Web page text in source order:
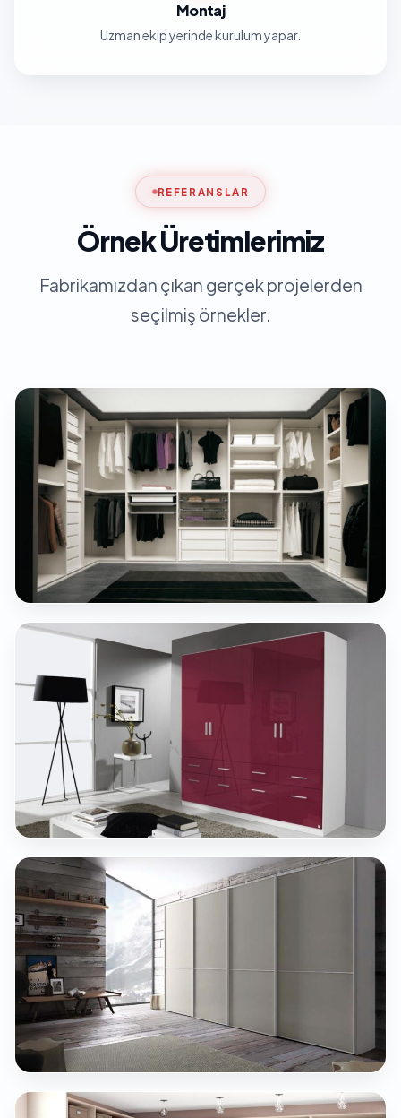
Montaj
Uzman ekip yerinde kurulum yapar.
REFERANSLAR
Örnek Üretimlerimiz
Fabrikamızdan çıkan gerçek projelerden
seçilmiş örnekler.